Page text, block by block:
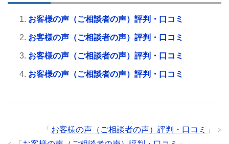
お客様の声（ご相談者の声）評判・口コミ
お客様の声（ご相談者の声）評判・口コミ
お客様の声（ご相談者の声）評判・口コミ
お客様の声（ご相談者の声）評判・口コミ
「 お客様の声（ご相談者の声）評判・口コミ
」